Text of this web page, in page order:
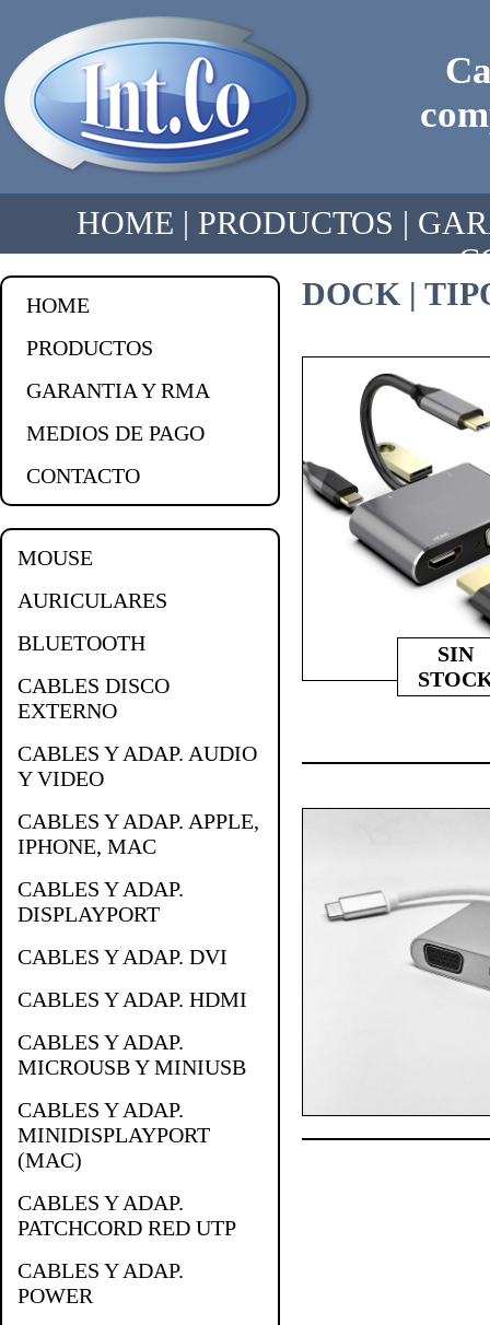
HOME | PRODUCTOS |
HOME
PRODUCTOS
GARANTIA Y RMA
MEDIOS DE PAGO
CONTACTO
MOUSE
AURICULARES
BLUETOOTH
CABLES DISCO
EXTERNO
CABLES Y ADAP. AUDIO
Y VIDEO
CABLES Y ADAP. APPLE,
IPHONE, MAC
CABLES Y ADAP.
DISPLAYPORT
CABLES Y ADAP. DVI
CABLES Y ADAP. HDMI
CABLES Y ADAP.
MICROUSB Y MINIUSB
CABLES Y ADAP.
MINIDISPLAYPORT
(MAC)
CABLES Y ADAP.
PATCHCORD RED UTP
CABLES Y ADAP.
POWER
DOCK |
SIN